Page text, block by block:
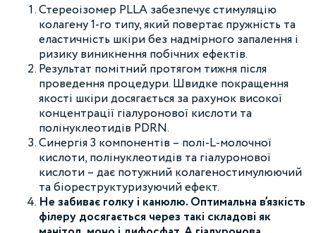
Стереоізомер PLLA забезпечує стимуляцію
колагену 1-го типу, який повертає пружність та
еластичність шкіри без надмірного запалення і
ризику виникнення побічних ефектів.
Результат помітний протягом тижня після
проведення процедури. Швидке покращення
якості шкіри досягається за рахунок високої
концентрації гіалуронової кислоти та
полінуклеотидів PDRN.
Синергія 3 компонентів – полі-L-молочної
кислоти, полінуклеотидів та гіалуронової
кислоти – дає потужний колагеностимулюючий
та біореструктуризуючий ефект.
Не забиває голку і канюлю. Оптимальна в’язкість
філеру досягається через такі складові як